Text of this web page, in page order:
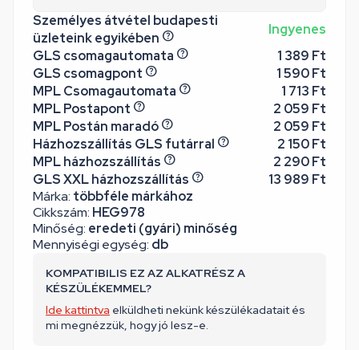
Márka: többféle márkához
Cikkszám: HEG978
Minőség: eredeti (gyári) minőség
Mennyiségi egység: db
Személyes átvétel budapesti
üzleteink egyikében
Ingyenes
GLS csomagautomata
1 389 Ft
GLS csomagpont
1 590 Ft
MPL Csomagautomata
1 713 Ft
MPL Postapont
2 059 Ft
MPL Postán maradó
2 059 Ft
Házhozszállítás GLS futárral
2 150 Ft
MPL házhozszállítás
2 290 Ft
GLS XXL házhozszállítás
13 989 Ft
KOMPATIBILIS EZ AZ ALKATRÉSZ A
KÉSZÜLÉKEMMEL?
Ide kattintva elküldheti nekünk készülékadatait és
mi megnézzük, hogy jó lesz-e.